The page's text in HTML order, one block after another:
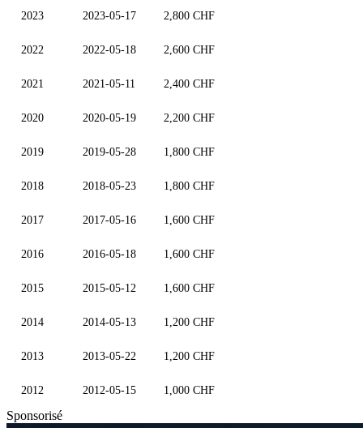
2023 2023-05-17 2,800 CHF
2022 2022-05-18 2,600 CHF
2021 2021-05-11 2,400 CHF
2020 2020-05-19 2,200 CHF
2019 2019-05-28 1,800 CHF
2018 2018-05-23 1,800 CHF
2017 2017-05-16 1,600 CHF
2016 2016-05-18 1,600 CHF
2015 2015-05-12 1,600 CHF
2014 2014-05-13 1,200 CHF
2013 2013-05-22 1,200 CHF
2012 2012-05-15 1,000 CHF
Sponsorisé